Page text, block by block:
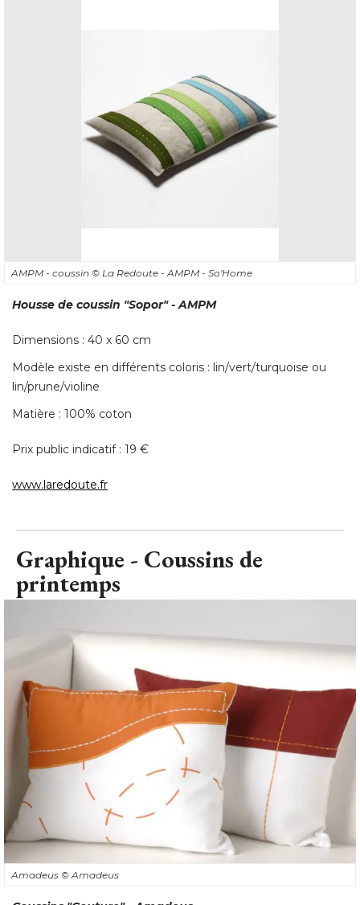
AMPM - coussin © La Redoute - AMPM - So'Home
Housse de coussin "Sopor" - AMPM
Dimensions : 40 x 60 cm
Modèle existe en différents coloris : lin/vert/turquoise ou
lin/prune/violine
Matière : 100% coton
Prix public indicatif : 19 €
www.laredoute.fr
Graphique - Coussins de
printemps
Amadeus © Amadeus